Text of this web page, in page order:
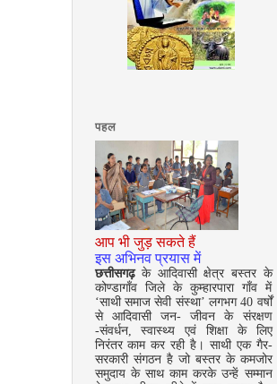
अगस्त 2008
सितम्बर 2008
पहल
आप भी जुड़ सकते हैं
इस अभिनव प्रयास में
छत्तीसगढ़के आदिवासी क्षेत्र बस्तर के
कोण्डागाँव जिले के कुम्हारपारा गाँव में
‘साथी समाज सेवी संस्था’ लगभग 40 वर्षों
से आदिवासी जन- जीवन के संरक्षण
-संवर्धन, स्वास्थ्य एवं शिक्षा के लिए
निरंतर काम कर रही है। साथी एक गैर-
सरकारी संगठन है जो बस्तर के कमजोर
समुदाय के साथ काम करके उन्हें सम्मान